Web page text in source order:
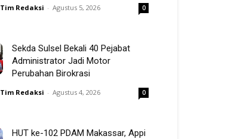
Tim Redaksi - Agustus 5, 2026 0
Sekda Sulsel Bekali 40 Pejabat
Administrator Jadi Motor
Perubahan Birokrasi
Tim Redaksi - Agustus 4, 2026 0
HUT ke-102 PDAM Makassar, Appi